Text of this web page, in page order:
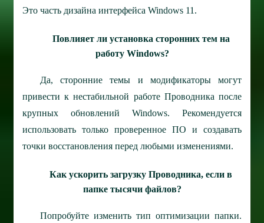
Это часть дизайна интерфейса Windows 11.
Повлияет ли установка сторонних тем на
работу Windows?
Да, сторонние темы и модификаторы могут
привести к нестабильной работе Проводника после
крупных обновлений Windows. Рекомендуется
использовать только проверенное ПО и создавать
точки восстановления перед любыми изменениями.
Как ускорить загрузку Проводника, если в
папке тысячи файлов?
Попробуйте изменить тип оптимизации папки.